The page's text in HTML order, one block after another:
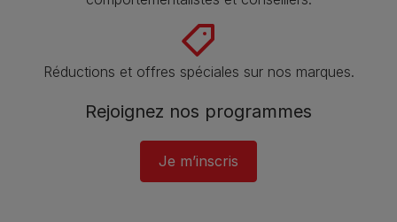
Réductions et offres spéciales sur nos marques​.
Rejoignez nos programmes
Je m’inscris